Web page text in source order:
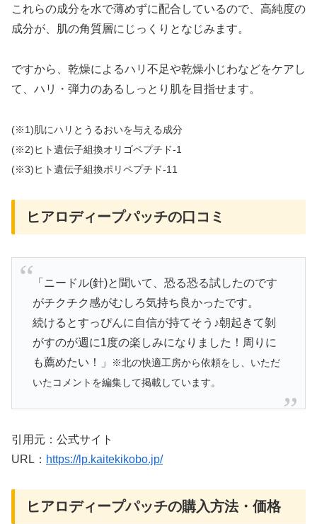
これらの成分を水で薄めずに配合しているので、高純度の
成分が、肌の角質層にじっくりとなじみます。
ですから、乾燥によるハリ不足や乾燥小じわなどをケアし
て、ハリ・弾力のあるしっとり肌を目指せます。
(※1)肌にハリとうるおいを与える成分
(※2)ヒト遺伝子組換オリゴペプチド-1
(※3)ヒト遺伝子組換ポリペプチド-11
ヒアロディープパッチの口コミ
「ニードル(針)と聞いて、恐る恐る試したのです
がチクチク感がむしろ気持ち良かったです。
続けるとすっぴんに自信が持てそう♪朝起きて剝
がすのが週に1度の楽しみになりました！周りに
も薦めたい！」
※北の快適工房から依頼をし、いただ
いたコメントを編集して掲載しています。
引用元：公式サイト
URL： https://lp.kaitekikobo.jp/
ヒアロディープパッチの購入方法・価格